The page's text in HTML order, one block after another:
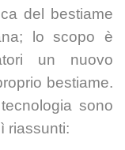
del bestiame
lo scopo è
un nuovo
bestiame.
tecnologia sono
riassunti: